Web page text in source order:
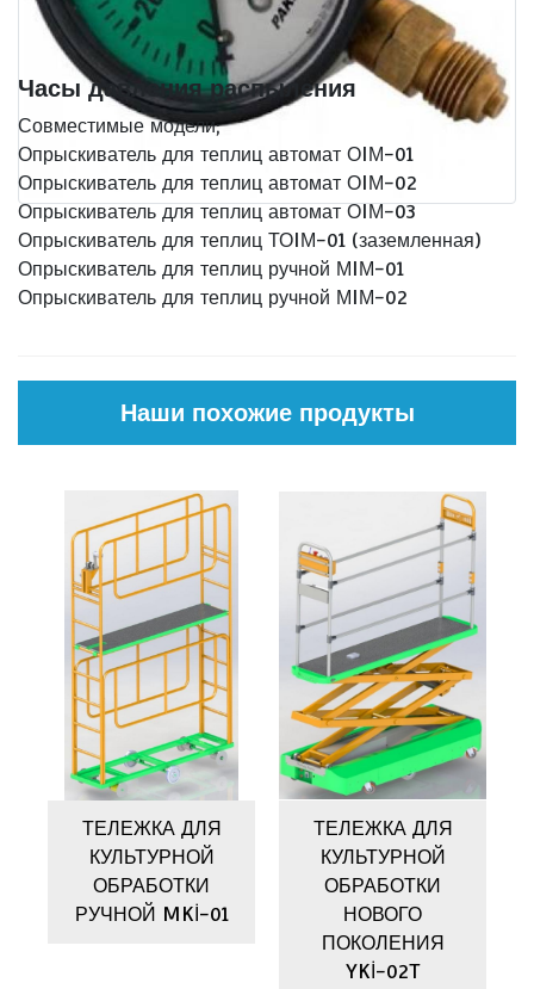
Часы давления распыления
Совместимые модели;
Опрыскиватель для теплиц автомат ОIМ-01
Опрыскиватель для теплиц автомат ОIМ-02
Опрыскиватель для теплиц автомат ОIМ-03
Опрыскиватель для теплиц ТОIМ-01 (заземленная)
Опрыскиватель для теплиц ручной МIМ-01
Опрыскиватель для теплиц ручной МIМ-02
Наши похожие продукты
ТЕЛЕЖКА ДЛЯ
КУЛЬТУРНОЙ
ОБРАБОТКИ
РУЧНОЙ MKİ-01
ТЕЛЕЖКА ДЛЯ
КУЛЬТУРНОЙ
ОБРАБОТКИ
НОВОГО
ПОКОЛЕНИЯ
YKİ-02T